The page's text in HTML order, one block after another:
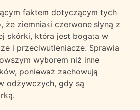
faktem dotyczącym tych
że ziemniaki czerwone słyną z
skórki, która jest bogata w
i przeciwutleniacze. Sprawia
wyborem niż inne
ponieważ zachowują
odżywczych, gdy są